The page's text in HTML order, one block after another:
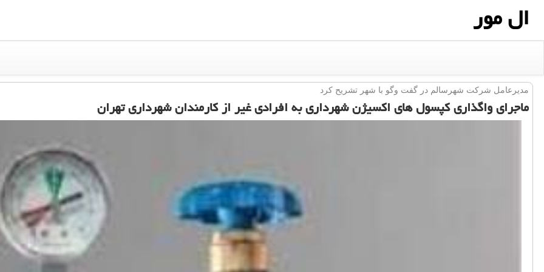
ال مور
مدیرعامل شركت شهرسالم در گفت وگو با شهر تشریح كرد
ماجرای واگذاری کپسول های اکسیژن شهرداری به افرادی غیر از کارمندان شهرداری تهران